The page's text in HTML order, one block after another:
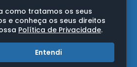
GERAL DO MUNICÍPIO
9263
como tratamos os seus
e conheça os seus direitos
Política de Privacidade.
Entendi